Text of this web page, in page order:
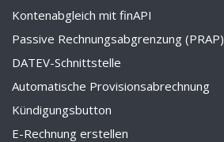
Kontenabgleich mit finAPI
Passive Rechnungsabgrenzung (PRAP)
DATEV-Schnittstelle
Automatische Provisionsabrechnung
Kündigungsbutton
E-Rechnung erstellen